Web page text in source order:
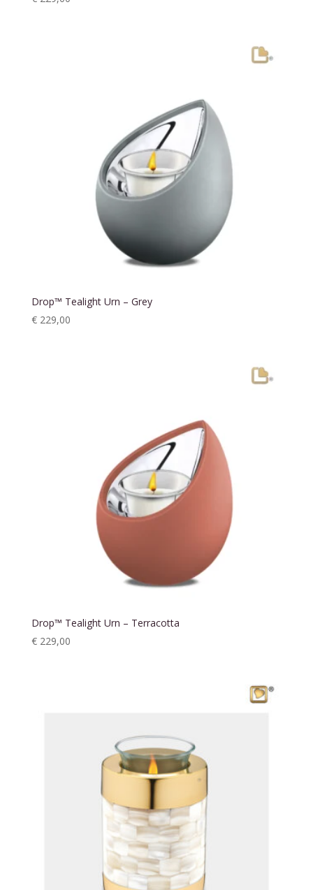
Drop™ Tealight Urn – Grey
€229,00
Drop™ Tealight Urn – Terracotta
€229,00